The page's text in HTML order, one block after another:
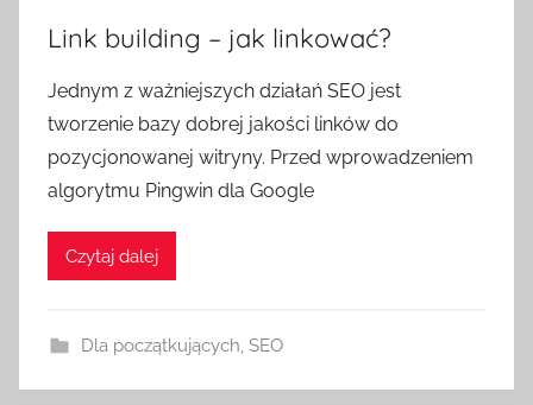
Link building – jak linkować?
Jednym z ważniejszych działań SEO jest
tworzenie bazy dobrej jakości linków do
pozycjonowanej witryny. Przed wprowadzeniem
algorytmu Pingwin dla Google
Czytaj dalej
Dla początkujących, SEO